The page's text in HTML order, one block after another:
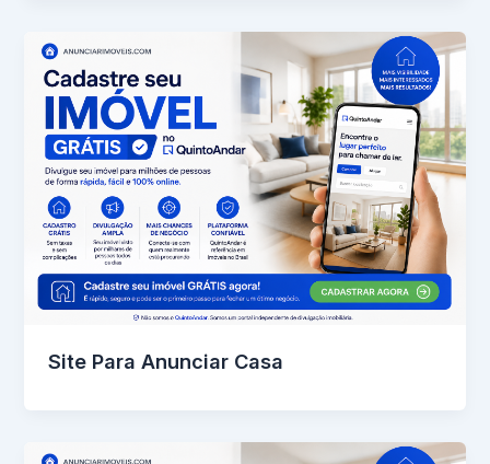
Site Para Anunciar Casa